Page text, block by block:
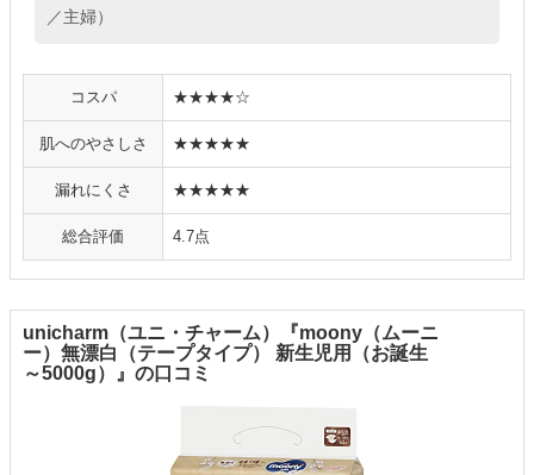
／主婦）
コスパ ★★★★☆
肌へのやさしさ ★★★★★
漏れにくさ ★★★★★
総合評価 4.7点
unicharm（ユニ・チャーム）『moony（ムーニ
ー）無漂白（テープタイプ） 新生児用（お誕生
～5000g）』の口コミ